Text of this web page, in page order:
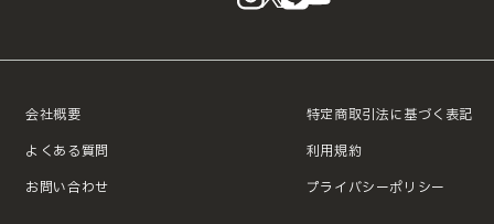
会社概要
よくある質問
お問い合わせ
特定商取引法に基づく表記
利用規約
プライバシーポリシー